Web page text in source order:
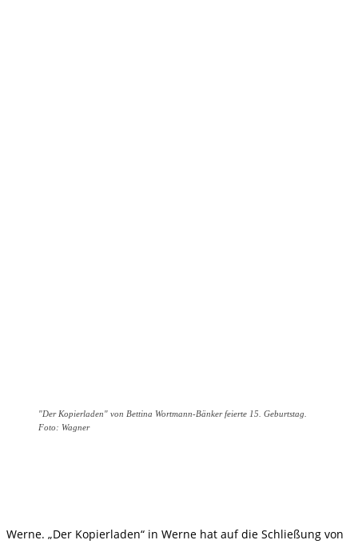
"Der Kopierladen" von Bettina Wortmann-Bänker feierte 15. Geburtstag.
Foto: Wagner
Werne. „Der Kopierladen“ in Werne hat auf die Schließung von